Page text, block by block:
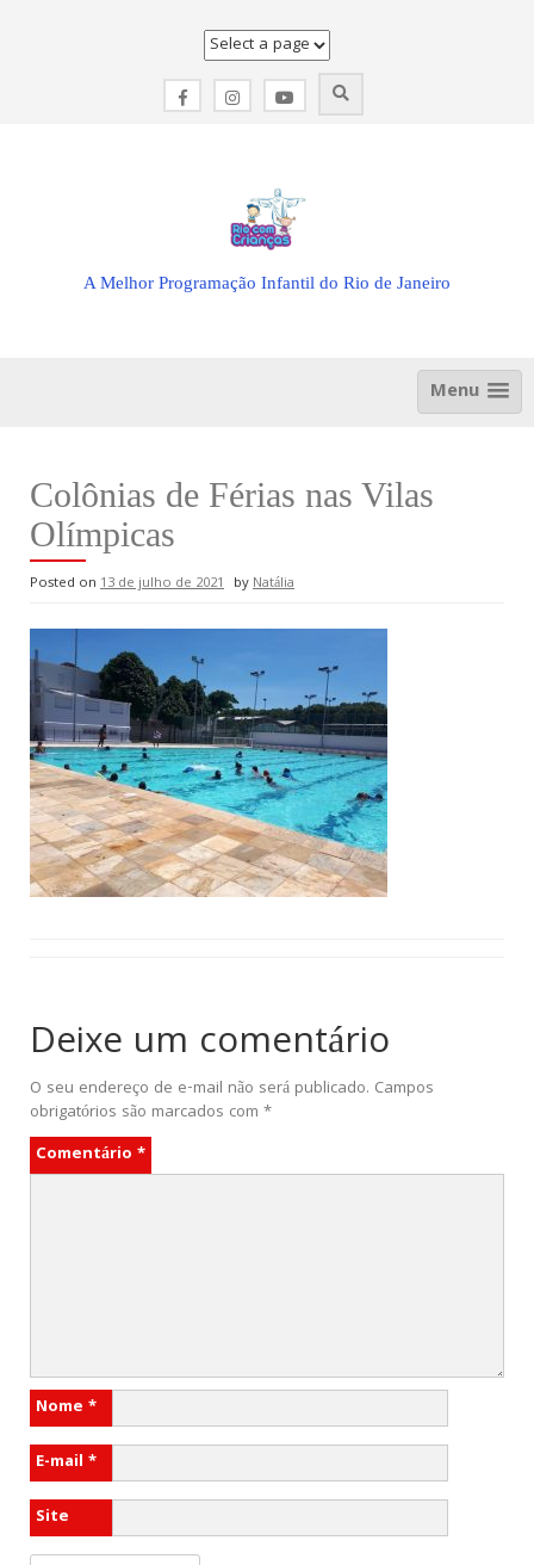
A Melhor Programação Infantil do Rio de Janeiro
Menu
Colônias de Férias nas Vilas
Olímpicas
Posted on 13 de julho de 2021 byNatália
Deixe um comentário
O seu endereço de e-mail não será publicado. Campos
obrigatórios são marcados com *
Comentário *
Nome *
E-mail *
Site